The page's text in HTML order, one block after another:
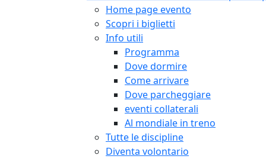
Home page evento
Scopri i biglietti
Info utili
Programma
Dove dormire
Come arrivare
Dove parcheggiare
eventi collaterali
Al mondiale in treno
Tutte le discipline
Diventa volontario